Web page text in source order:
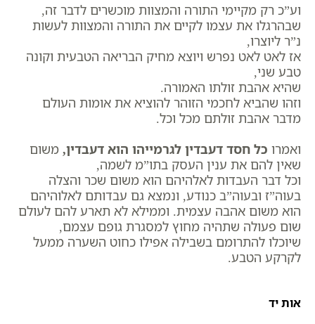
וע”כ רק מקיימי התורה והמצוות מוכשרים לדבר זה,
שבהרגלו את עצמו לקיים את התורה והמצוות לעשות
נ”ר ליוצרו,
אז לאט לאט נפרש ויוצא מחיק הבריאה הטבעית וקונה
טבע שני,
שהיא אהבת זולתו האמורה.
וזהו שהביא לחכמי הזוהר להוציא את אומות העולם
מדבר אהבת זולתם מכל וכל.
ואמרו כל חסד דעבדין לגרמייהו הוא דעבדין, משום
שאין להם את ענין העסק בתו”מ לשמה,
וכל דבר העבדות לאלהיהם הוא משום שכר והצלה
בעוה”ז ובעוה”ב כנודע, ונמצא גם עבדותם לאלוהיהם
הוא משום אהבה עצמית. וממילא לא תארע להם לעולם
שום פעולה שתהיה מחוץ למסגרת גופם עצמם,
שיוכלו להתרומם בשבילה אפילו כחוט השערה ממעל
לקרקע הטבע.
אות יד